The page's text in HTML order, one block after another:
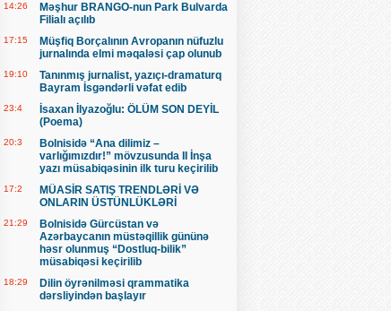
14:26
Məşhur BRANGO-nun Park Bulvarda
Filialı açılıb
17:15
Müşfiq Borçalının Avropanın nüfuzlu
jurnalında elmi məqaləsi çap olunub
19:10
Tanınmış jurnalist, yazıçı-dramaturq
Bayram İsgəndərli vəfat edib
23:4
İsaxan İlyazoğlu: ÖLÜM SON DEYİL
(Poema)
20:3
Bolnisidə “Ana dilimiz –
varlığımızdır!” mövzusunda II İnşa
yazı müsabiqəsinin ilk turu keçirilib
17:2
MÜASİR SATIŞ TRENDLƏRİ VƏ
ONLARIN ÜSTÜNLÜKLƏRİ
21:29
Bolnisidə Gürcüstan və
Azərbaycanın müstəqillik gününə
həsr olunmuş “Dostluq-bilik”
müsabiqəsi keçirilib
18:29
Dilin öyrənilməsi qrammatika
dərsliyindən başlayır